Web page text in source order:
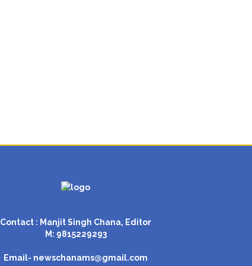
Contact : Manjit Singh Chana, Editor
M: 9815229293
Email- newschanams@gmail.com